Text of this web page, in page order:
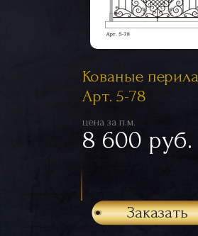
Кованые перила
Арт. 5-78
цена за п.м.
8 600 руб.
Заказать